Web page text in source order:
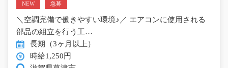
NEW 急募
＼空調完備で働きやすい環境♪／ エアコンに使用される
部品の組立を行う工…
長期（3ヶ月以上）
時給1,250円